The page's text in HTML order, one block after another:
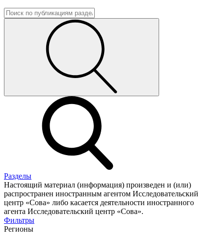
Разделы
Настоящий материал (информация) произведен и (или)
распространен иностранным агентом Исследовательский
центр «Сова» либо касается деятельности иностранного
агента Исследовательский центр «Сова».
Фильтры
Регионы